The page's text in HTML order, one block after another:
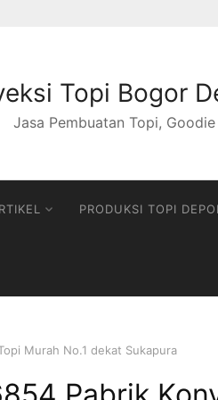
Topi Bogor
Jasa Pembuatan Topi,
PRODUKSI TOPI
Murah No.1 dekat Sukapura